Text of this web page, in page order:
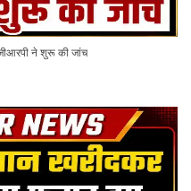
ने शुरू की जांच